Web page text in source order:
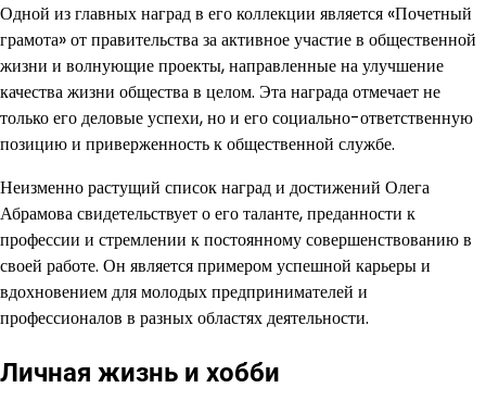
Одной из главных наград в его коллекции является «Почетный
грамота» от правительства за активное участие в общественной
жизни и волнующие проекты, направленные на улучшение
качества жизни общества в целом. Эта награда отмечает не
только его деловые успехи, но и его социально-ответственную
позицию и приверженность к общественной службе.
Неизменно растущий список наград и достижений Олега
Абрамова свидетельствует о его таланте, преданности к
профессии и стремлении к постоянному совершенствованию в
своей работе. Он является примером успешной карьеры и
вдохновением для молодых предпринимателей и
профессионалов в разных областях деятельности.
Личная жизнь и хобби